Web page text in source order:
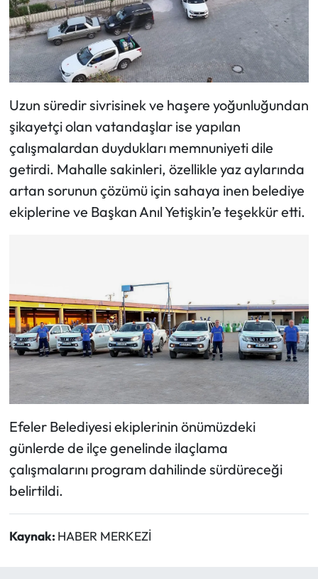
Uzun süredir sivrisinek ve haşere yoğunluğundan
şikayetçi olan vatandaşlar ise yapılan
çalışmalardan duydukları memnuniyeti dile
getirdi. Mahalle sakinleri, özellikle yaz aylarında
artan sorunun çözümü için sahaya inen belediye
ekiplerine ve Başkan Anıl Yetişkin’e teşekkür etti.
Efeler Belediyesi ekiplerinin önümüzdeki
günlerde de ilçe genelinde ilaçlama
çalışmalarını program dahilinde sürdüreceği
belirtildi.
Kaynak: HABER MERKEZİ